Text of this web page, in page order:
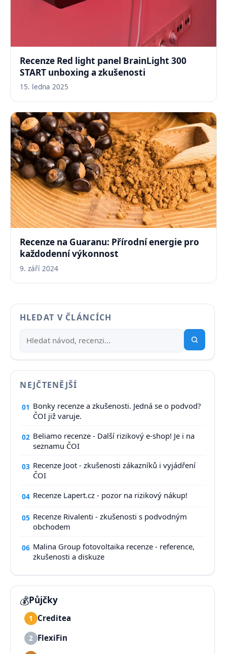
Recenze Red light panel BrainLight 300
START unboxing a zkušenosti
15. ledna 2025
Recenze na Guaranu: Přírodní energie pro
každodenní výkonnost
9. září 2024
HLEDAT V ČLÁNCÍCH
NEJČTENĚJŠÍ
01 Bonky recenze a zkušenosti. Jedná se o podvod?
ČOI již varuje.
02 Beliamo recenze - Další rizikový e-shop! Je i na
seznamu ČOI
03 Recenze Joot - zkušenosti zákazníků i vyjádření
ČOI
04 Recenze Lapert.cz - pozor na rizikový nákup!
05 Recenze Rivalenti - zkušenosti s podvodným
obchodem
06 Malina Group fotovoltaika recenze - reference,
zkušenosti a diskuze
💰Půjčky
1 Creditea
2 FlexiFin